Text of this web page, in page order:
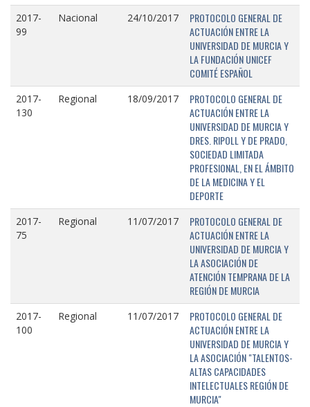
2017-
99
Nacional 24/10/2017
PROTOCOLO GENERAL DE
ACTUACIÓN ENTRE LA
UNIVERSIDAD DE MURCIA Y
LA FUNDACIÓN UNICEF
COMITÉ ESPAÑOL
2017-
130
Regional 18/09/2017
PROTOCOLO GENERAL DE
ACTUACIÓN ENTRE LA
UNIVERSIDAD DE MURCIA Y
DRES. RIPOLL Y DE PRADO,
SOCIEDAD LIMITADA
PROFESIONAL, EN EL ÁMBITO
DE LA MEDICINA Y EL
DEPORTE
2017-
75
Regional 11/07/2017
PROTOCOLO GENERAL DE
ACTUACIÓN ENTRE LA
UNIVERSIDAD DE MURCIA Y
LA ASOCIACIÓN DE
ATENCIÓN TEMPRANA DE LA
REGIÓN DE MURCIA
2017-
100
Regional 11/07/2017
PROTOCOLO GENERAL DE
ACTUACIÓN ENTRE LA
UNIVERSIDAD DE MURCIA Y
LA ASOCIACIÓN "TALENTOS-
ALTAS CAPACIDADES
INTELECTUALES REGIÓN DE
MURCIA"